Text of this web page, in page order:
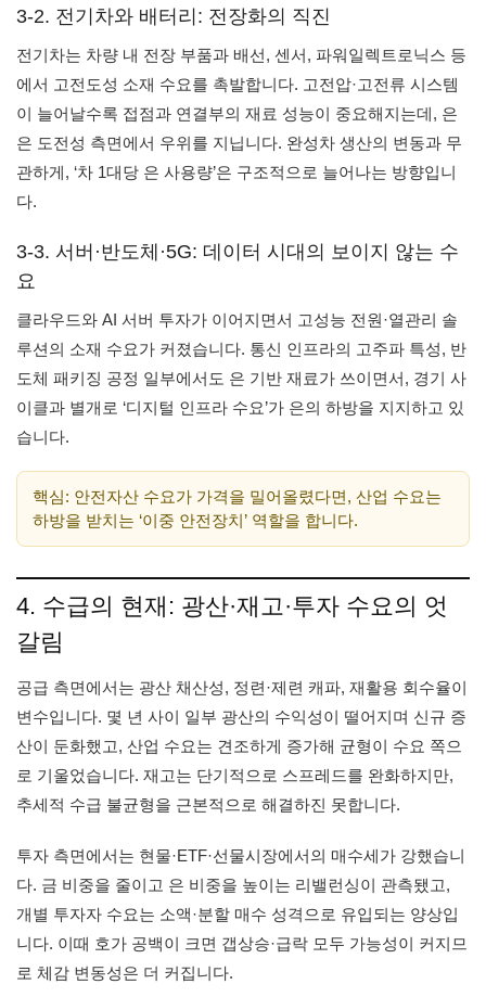
3-2. 전기차와 배터리: 전장화의 직진
전기차는 차량 내 전장 부품과 배선, 센서, 파워일렉트로닉스 등
에서 고전도성 소재 수요를 촉발합니다. 고전압·고전류 시스템
이 늘어날수록 접점과 연결부의 재료 성능이 중요해지는데, 은
은 도전성 측면에서 우위를 지닙니다. 완성차 생산의 변동과 무
관하게, ‘차 1대당 은 사용량’은 구조적으로 늘어나는 방향입니
다.
3-3. 서버·반도체·5G: 데이터 시대의 보이지 않는 수
요
클라우드와 AI 서버 투자가 이어지면서 고성능 전원·열관리 솔
루션의 소재 수요가 커졌습니다. 통신 인프라의 고주파 특성, 반
도체 패키징 공정 일부에서도 은 기반 재료가 쓰이면서, 경기 사
이클과 별개로 ‘디지털 인프라 수요’가 은의 하방을 지지하고 있
습니다.
핵심: 안전자산 수요가 가격을 밀어올렸다면, 산업 수요는
하방을 받치는 ‘이중 안전장치’ 역할을 합니다.
4. 수급의 현재: 광산·재고·투자 수요의 엇
갈림
공급 측면에서는 광산 채산성, 정련·제련 캐파, 재활용 회수율이
변수입니다. 몇 년 사이 일부 광산의 수익성이 떨어지며 신규 증
산이 둔화했고, 산업 수요는 견조하게 증가해 균형이 수요 쪽으
로 기울었습니다. 재고는 단기적으로 스프레드를 완화하지만,
추세적 수급 불균형을 근본적으로 해결하진 못합니다.
투자 측면에서는 현물·ETF·선물시장에서의 매수세가 강했습니
다. 금 비중을 줄이고 은 비중을 높이는 리밸런싱이 관측됐고,
개별 투자자 수요는 소액·분할 매수 성격으로 유입되는 양상입
니다. 이때 호가 공백이 크면 갭상승·급락 모두 가능성이 커지므
로 체감 변동성은 더 커집니다.